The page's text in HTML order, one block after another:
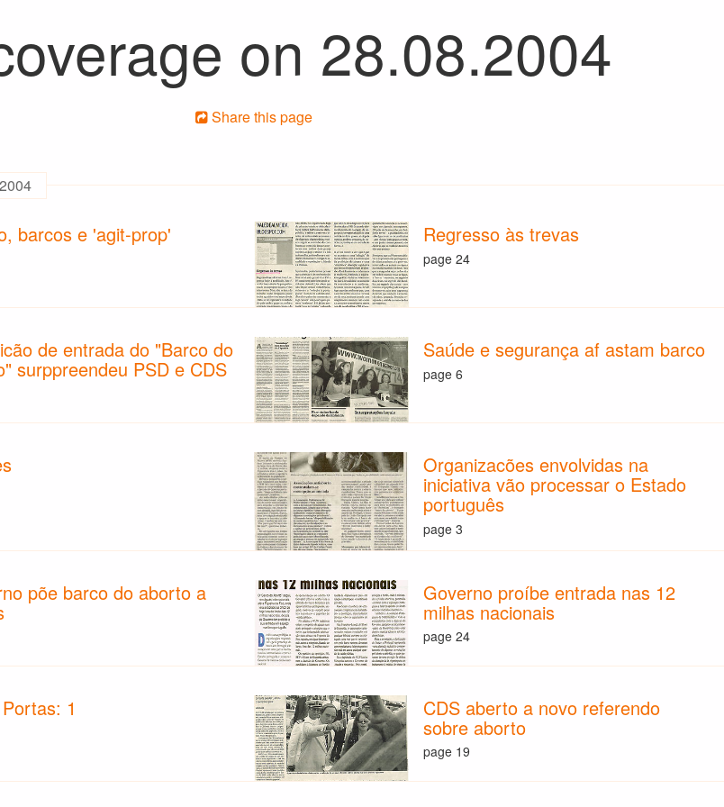
on 28.08.2004
Share this page
barcos e 'agit-prop' Regresso às trevas
page 24
de entrada do "Barco do
surppreendeu PSD e CDS
Saúde e segurança af astam barco
page 6
Organizacões envolvidas na
iniciativa vão processar o Estado
português
page 3
põe barco do aborto a Governo proíbe entrada nas 12
milhas nacionais
page 24
1 CDS aberto a novo referendo
sobre aborto
page 19